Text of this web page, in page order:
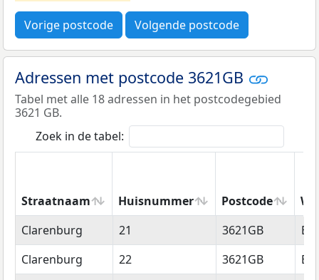
Vorige postcode Volgende postcode
Adressen met postcode 3621GB
Tabel met alle 18 adressen in het postcodegebied
3621 GB.
Zoek in de tabel:
Straatnaam Huisnummer Postcode
Straatnaam
Huisnummer Postcode
Clarenburg 21 3621GB
Clarenburg
22 3621GB